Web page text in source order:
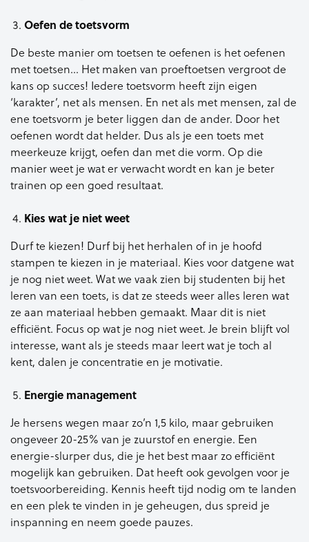
Oefen de toetsvorm
De beste manier om toetsen te oefenen is het oefenen
met toetsen… Het maken van proeftoetsen vergroot de
kans op succes! Iedere toetsvorm heeft zijn eigen
‘karakter’, net als mensen. En net als met mensen, zal de
ene toetsvorm je beter liggen dan de ander. Door het
oefenen wordt dat helder. Dus als je een toets met
meerkeuze krijgt, oefen dan met die vorm. Op die
manier weet je wat er verwacht wordt en kan je beter
trainen op een goed resultaat.
Kies wat je niet weet
Durf te kiezen! Durf bij het herhalen of in je hoofd
stampen te kiezen in je materiaal. Kies voor datgene wat
je nog niet weet. Wat we vaak zien bij studenten bij het
leren van een toets, is dat ze steeds weer alles leren wat
ze aan materiaal hebben gemaakt. Maar dit is niet
efficiënt. Focus op wat je nog niet weet. Je brein blijft vol
interesse, want als je steeds maar leert wat je toch al
kent, dalen je concentratie en je motivatie.
Energie management
Je hersens wegen maar zo’n 1,5 kilo, maar gebruiken
ongeveer 20-25% van je zuurstof en energie. Een
energie-slurper dus, die je het best maar zo efficiënt
mogelijk kan gebruiken. Dat heeft ook gevolgen voor je
toetsvoorbereiding. Kennis heeft tijd nodig om te landen
en een plek te vinden in je geheugen, dus spreid je
inspanning en neem goede pauzes.